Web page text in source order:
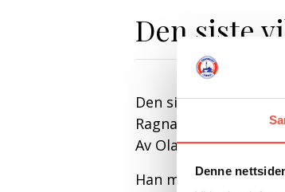
Denne
Den siste
Den siste viking.
Ragnar Thorseths
Av Olav Lie
Han mistet tre